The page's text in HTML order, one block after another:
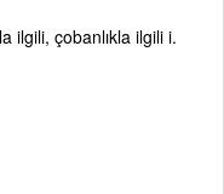
ilgili, çobanlıkla ilgili i.